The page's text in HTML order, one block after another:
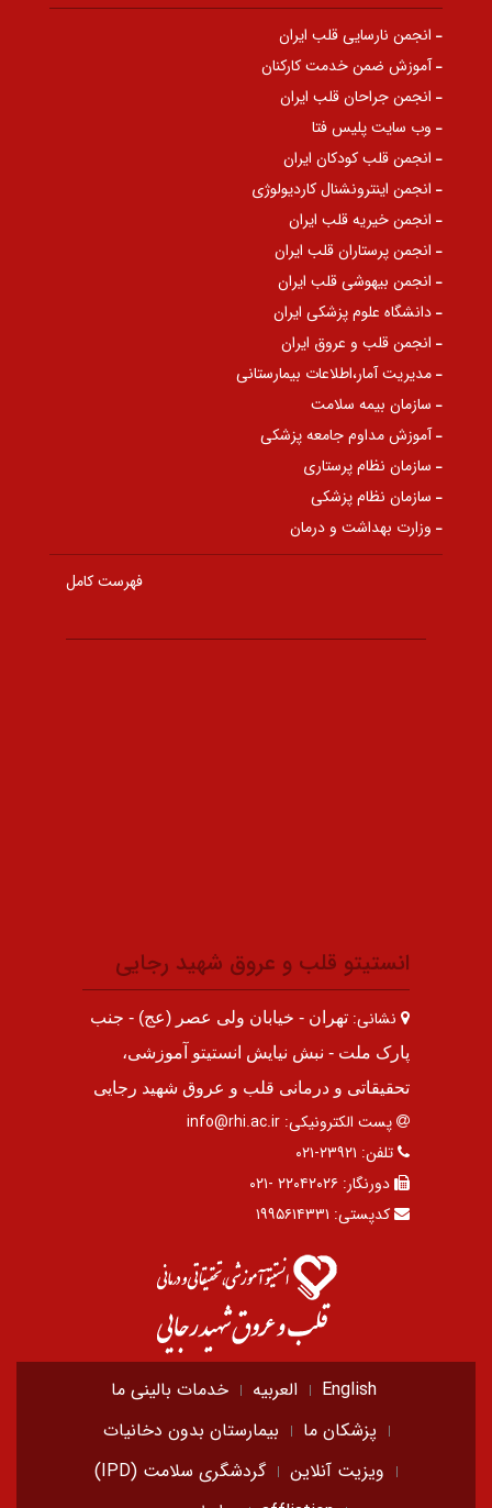
انجمن نارسایی قلب ایران
آموزش ضمن خدمت کارکنان
انجمن جراحان قلب ایران
وب سایت پلیس فتا
انجمن قلب کودکان ایران
انجمن اینترونشنال کاردیولوژی
انجمن خیریه قلب ایران
انجمن پرستاران قلب ایران
انجمن بیهوشی قلب ایران
دانشگاه علوم پزشکی ایران
انجمن قلب و عروق ایران
مدیریت آمار،اطلاعات بیمارستانی
سازمان بیمه سلامت
آموزش مداوم جامعه پزشکی
سازمان نظام پرستاری
سازمان نظام پزشکی
وزارت بهداشت و درمان
فهرست کامل
انستیتو قلب و عروق شهید رجایی
نشانی: تهران - خیابان ولی عصر (عج) - جنب
پارک ملت - نبش نیایش انستیتو آموزشی،
تحقیقاتی و درمانی قلب و عروق شهید رجایی
پست الکترونیکی: info@rhi.ac.ir
تلفن: ۲۳۹۲۱-۰۲۱
دورنگار: ۲۲۰۴۲۰۲۶ -۰۲۱
کدپستی: ۱۹۹۵۶۱۴۳۳۱
English العربیه
خدمات بالینی ما
پزشکان ما
بیمارستان بدون دخانیات
ویزیت آنلاین
گردشگری سلامت (IPD)